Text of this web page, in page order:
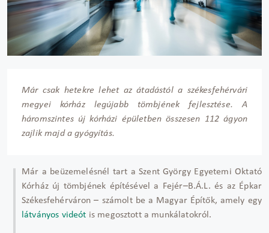
Már csak hetekre lehet az átadástól a székesfehérvári
megyei kórház legújabb tömbjének fejlesztése. A
háromszintes új kórházi épületben összesen 112 ágyon
zajlik majd a gyógyítás.
Már a beüzemelésnél tart a Szent György Egyetemi Oktató
Kórház új tömbjének építésével a Fejér–B.Á.L. és az Épkar
Székesfehérváron – számolt be a Magyar Építők, amely egy
látványos videót is megosztott a munkálatokról.